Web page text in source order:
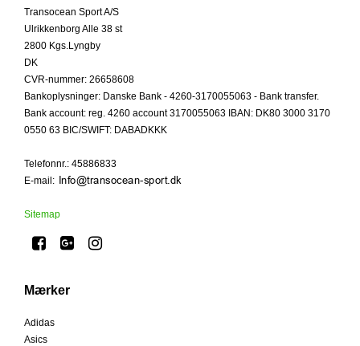
Transocean Sport A/S
Ulrikkenborg Alle 38 st
2800 Kgs.Lyngby
DK
CVR-nummer: 26658608
Bankoplysninger: Danske Bank - 4260-3170055063 - Bank transfer.
Bank account: reg. 4260 account 3170055063 IBAN: DK80 3000 3170
0550 63 BIC/SWIFT: DABADKKK
Telefonnr. : 45886833
E-mail:
Sitemap
Mærker
Adidas
Asics